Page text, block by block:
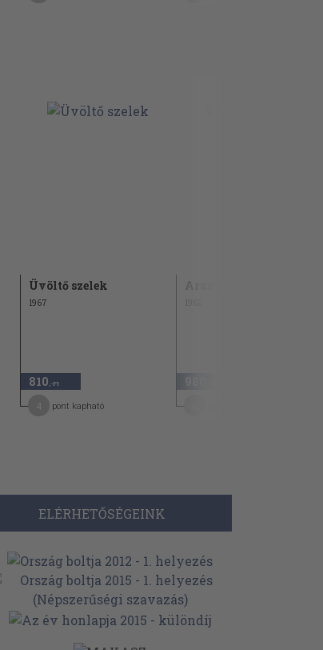
Üvöltő szelek
1967
810 ,-Ft
pont kapható
Aranyketrec
ELÉRHETŐSÉGEINK